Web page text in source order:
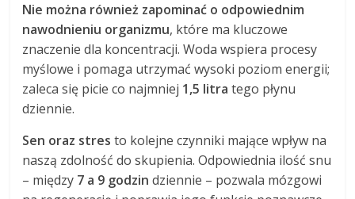
Nie można również zapominać o odpowiednim
nawodnieniu organizmu, które ma kluczowe
znaczenie dla koncentracji. Woda wspiera procesy
myślowe i pomaga utrzymać wysoki poziom energii;
zaleca się picie co najmniej 1,5 litra tego płynu
dziennie.
Sen oraz stres to kolejne czynniki mające wpływ na
naszą zdolność do skupienia. Odpowiednia ilość snu
– między 7 a 9 godzin dziennie – pozwala mózgowi